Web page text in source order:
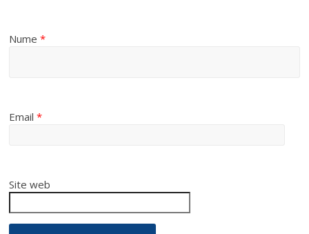
Nume*
Email*
Site web